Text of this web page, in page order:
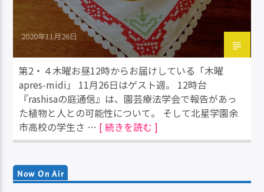
2020年11月26日
第2・４木曜お昼12時からお届けしている「木曜
apres-midi」 11月26日はゲスト週。 12時台
『rashisaの庭通信』は、園芸療法学会で報告があっ
た植物と人との可能性について。 そして北星学園余
市高校の学生さ … [ 続きを読む ]
Now On Air